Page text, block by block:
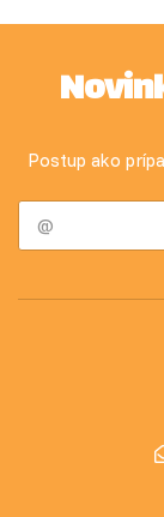
Postup ako